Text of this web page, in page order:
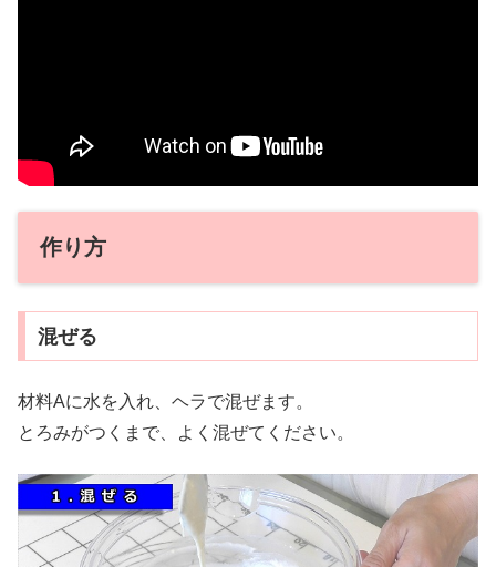
作り方
混ぜる
材料Aに水を入れ、ヘラで混ぜます。
とろみがつくまで、よく混ぜてください。